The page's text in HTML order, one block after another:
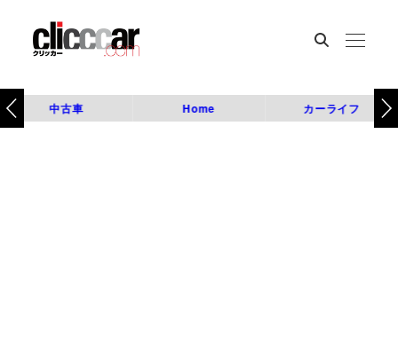
中古車 Home カーライフ